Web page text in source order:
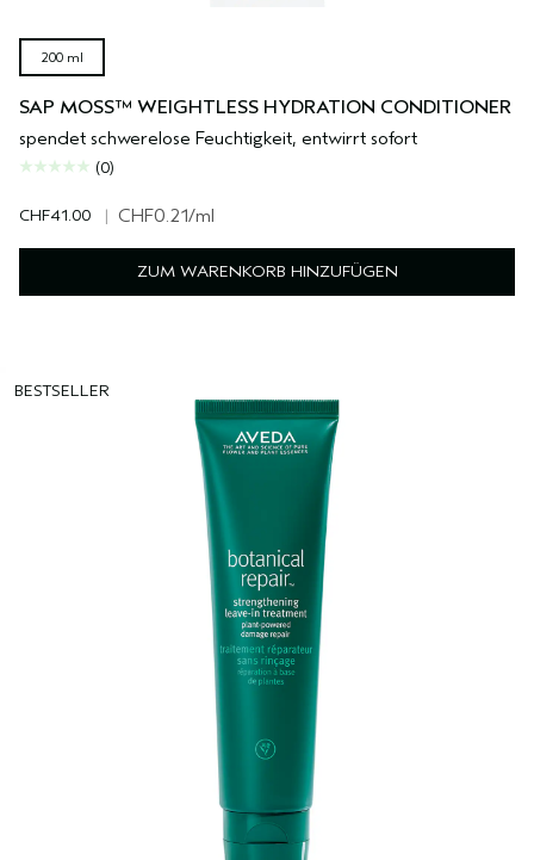
200 ml
SAP MOSS™ WEIGHTLESS HYDRATION CONDITIONER
spendet schwerelose Feuchtigkeit, entwirrt sofort
(0)
CHF41.00 | CHF0.21/ml
ZUM WARENKORB HINZUFÜGEN
BESTSELLER